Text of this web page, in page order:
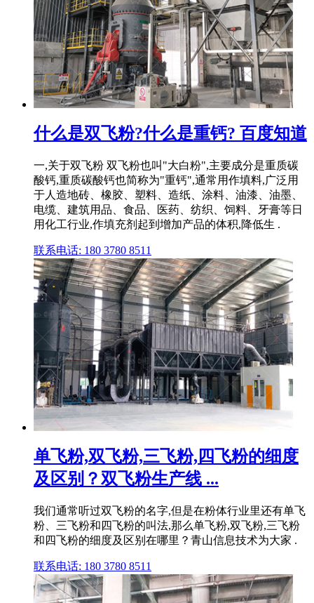
什么是双飞粉?什么是重钙? 百度知道
一,关于双飞粉 双飞粉也叫"大白粉",主要成分是重质碳
酸钙,重质碳酸钙也简称为"重钙",通常用作填料,广泛用
于人造地砖、橡胶、塑料、造纸、涂料、油漆、油墨、
电缆、建筑用品、食品、医药、纺织、饲料、牙膏等日
用化工行业,作填充剂起到增加产品的体积,降低生 .
联系电话: 180 3780 8511
单飞粉,双飞粉,三飞粉,四飞粉的细度
及区别？双飞粉生产线 ...
我们通常听过双飞粉的名字,但是在粉体行业里还有单飞
粉、三飞粉和四飞粉的叫法,那么单飞粉,双飞粉,三飞粉
和四飞粉的细度及区别在哪里？青山信息技术为大家 .
联系电话: 180 3780 8511